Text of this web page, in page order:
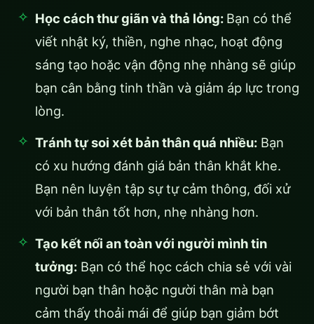
Học cách thư giãn và thả lỏng: Bạn có thể
viết nhật ký, thiền, nghe nhạc, hoạt động
sáng tạo hoặc vận động nhẹ nhàng sẽ giúp
bạn cân bằng tinh thần và giảm áp lực trong
lòng.
Tránh tự soi xét bản thân quá nhiều: Bạn
có xu hướng đánh giá bản thân khắt khe.
Bạn nên luyện tập sự tự cảm thông, đối xử
với bản thân tốt hơn, nhẹ nhàng hơn.
Tạo kết nối an toàn với người mình tin
tưởng: Bạn có thể học cách chia sẻ với vài
người bạn thân hoặc người thân mà bạn
cảm thấy thoải mái để giúp bạn giảm bớt